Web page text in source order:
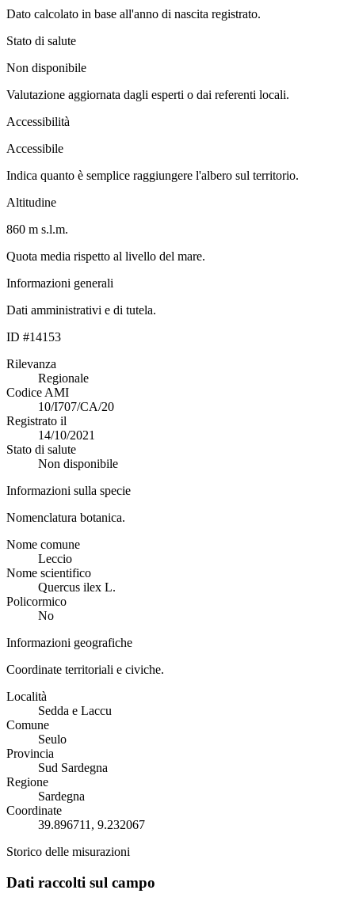
Dato calcolato in base all'anno di nascita registrato.
Stato di salute
Non disponibile
Valutazione aggiornata dagli esperti o dai referenti locali.
Accessibilità
Accessibile
Indica quanto è semplice raggiungere l'albero sul territorio.
Altitudine
860 m s.l.m.
Quota media rispetto al livello del mare.
Informazioni generali
Dati amministrativi e di tutela.
ID #14153
Rilevanza
Regionale
Codice AMI
10/I707/CA/20
Registrato il
14/10/2021
Stato di salute
Non disponibile
Informazioni sulla specie
Nomenclatura botanica.
Nome comune
Leccio
Nome scientifico
Quercus ilex L.
Policormico
No
Informazioni geografiche
Coordinate territoriali e civiche.
Località
Sedda e Laccu
Comune
Seulo
Provincia
Sud Sardegna
Regione
Sardegna
Coordinate
39.896711, 9.232067
Storico delle misurazioni
Dati raccolti sul campo